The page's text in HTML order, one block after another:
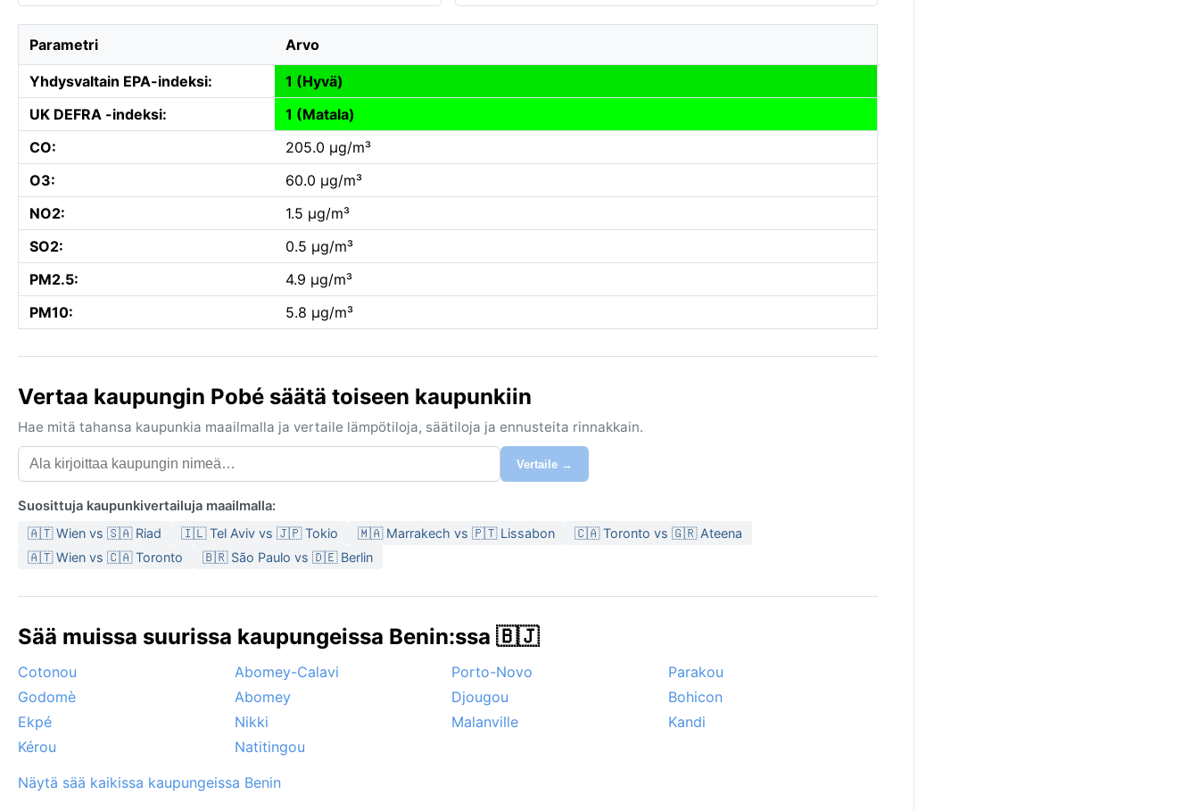
Parametri Arvo
Yhdysvaltain EPA-indeksi:
1 (Hyvä)
UK DEFRA -indeksi:
1 (Matala)
CO:
205.0 µg/m³
O3:
60.0 µg/m³
NO2:
1.5 µg/m³
SO2:
0.5 µg/m³
PM2.5:
4.9 µg/m³
PM10:
5.8 µg/m³
Vertaa kaupungin Pobé säätä toiseen kaupunkiin
Hae mitä tahansa kaupunkia maailmalla ja vertaile lämpötiloja, säätiloja ja ennusteita rinnakkain.
Vertaile →
Suosittuja kaupunkivertailuja maailmalla:
🇦🇹 Wien vs 🇸🇦 Riad 🇮🇱 Tel Aviv vs 🇯🇵 Tokio 🇲🇦 Marrakech vs 🇵🇹 Lissabon
🇨🇦 Toronto vs 🇬🇷 Ateena
🇦🇹 Wien vs 🇨🇦 Toronto
🇧🇷 São Paulo vs 🇩🇪 Berlin
Sää muissa suurissa kaupungeissa Benin:ssa 🇧🇯
Cotonou Abomey-Calavi Porto-Novo
Parakou
Godomè
Abomey Djougou
Bohicon
Ekpé
Nikki Malanville
Kandi
Kérou
Natitingou
Näytä sää kaikissa kaupungeissa Benin